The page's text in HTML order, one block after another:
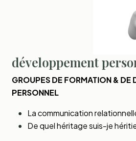
développement
GROUPES DE FORMATION & DE
PERSONNEL
La communication
De quel héritage suis-je